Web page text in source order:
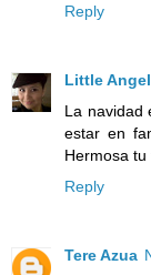
Reply
Little
La navidad
estar en
Hermosa
Reply
Tere Azua